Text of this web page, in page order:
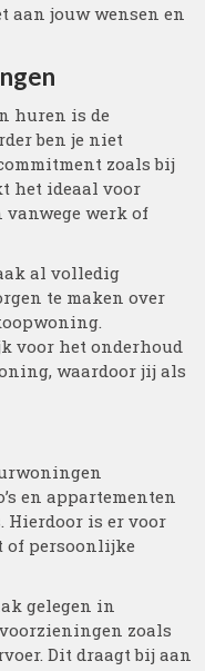
aan jouw wensen en
huren is de
ben je niet
zoals bij
het ideaal voor
werk of
al volledig
te maken over
voor het onderhoud
waardoor jij als
en appartementen
Hierdoor is er voor
of persoonlijke
gelegen in
zoals
Dit draagt bij aan